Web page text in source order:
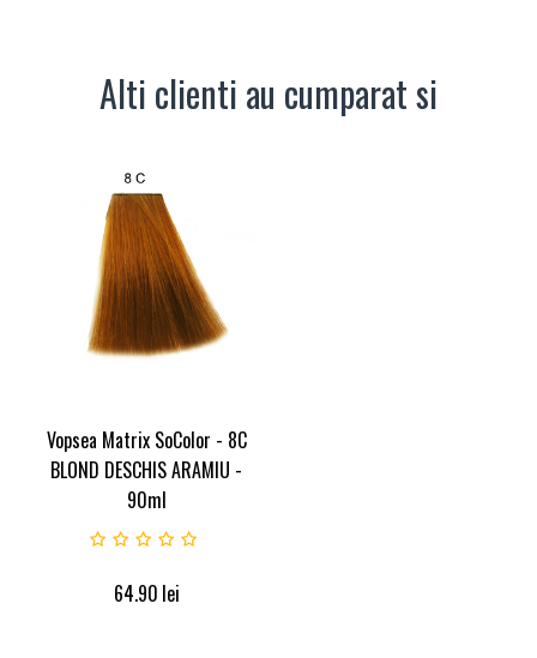
Alti clienti au cumparat si
Vopsea Matrix SoColor - 8C
BLOND DESCHIS ARAMIU -
90ml
64.90 lei